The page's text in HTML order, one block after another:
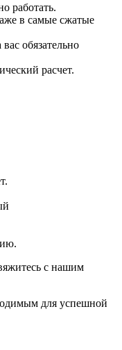
работать.
в самые сжатые
обязательно
расчет.
с нашим
для успешной